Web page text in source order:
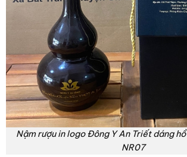
Nậm rượu in logo Đông Y An Triết dáng
NR07